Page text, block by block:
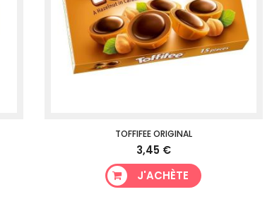
TOFFIFEE ORIGINAL
3,45 €
J'ACHÈTE